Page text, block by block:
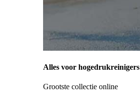
Alles voor hogedrukreinigers
Grootste collectie online